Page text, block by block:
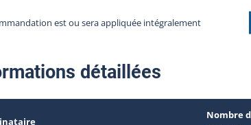
est ou sera appliquée intégralement
détaillées
Nombre